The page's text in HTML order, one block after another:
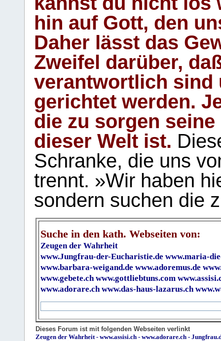
hin auf Gott, den
Daher lässt das
Zweifel darüber,
verantwortlich sind
gerichtet werden.
die zu sorgen
dieser Welt ist.
Schranke, die uns
trennt. »Wir haben
sondern suchen die
Suche in den kath. Webseiten von:
Zeugen der Wahrheit
www.Jungfrau-der-Eucharistie.de www.maria-
www.barbara-weigand.de www.adoremus.de
www.gebete.ch www.gottliebtuns.com
www.adorare.ch www.das-haus-lazarus.ch
Dieses Forum ist mit folgenden Webseiten verlinkt
Zeugen der Wahrheit - www.assisi.ch - www.adorare.ch -